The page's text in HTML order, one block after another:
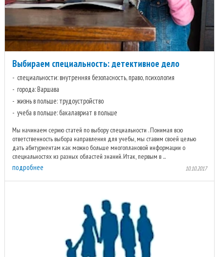
Выбираем специальность: детективное дело
специальности: внутренняя безопасность, право, психология
города: Варшава
жизнь в польше: трудоустройство
учеба в польше: бакалавриат в польше
Мы начинаем серию статей по выбору специальности . Понимая всю
ответственность выбора направления для учебы, мы ставим своей целью
дать абитуриентам как можно больше многоплановой информации о
специальностях из разных областей знаний. Итак, первым в ...
подробнее 10.10.2017